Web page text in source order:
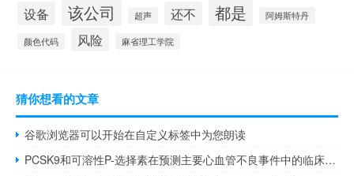
设备 该公司 超声 还不 都是 阿姆斯特丹
颜色代码 风险 麻省理工学院
猜你想看的文章
谷歌浏览器可以开始在自定义标签中为您朗读
PCSK9和可溶性P-选择素在预测主要心血管不良事件中的临床意义